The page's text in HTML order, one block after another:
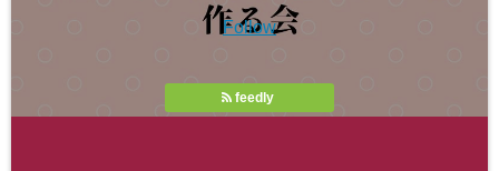
Follow
feedly